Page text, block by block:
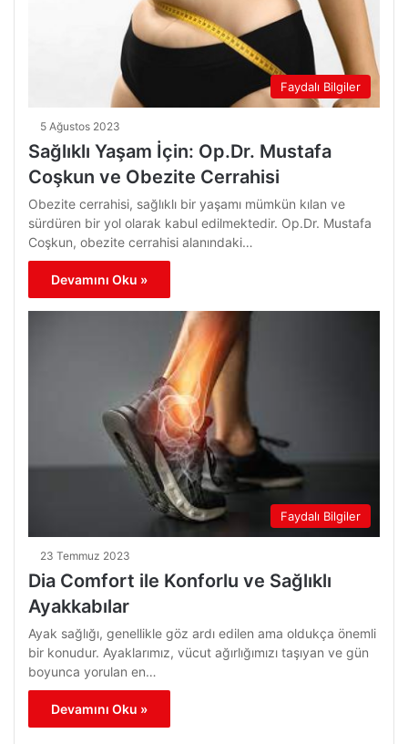
Faydalı Bilgiler
5 Ağustos 2023
Sağlıklı Yaşam İçin: Op.Dr. Mustafa
Coşkun ve Obezite Cerrahisi
Obezite cerrahisi, sağlıklı bir yaşamı mümkün kılan ve
sürdüren bir yol olarak kabul edilmektedir. Op.Dr. Mustafa
Coşkun, obezite cerrahisi alanındaki…
Devamını Oku »
Faydalı Bilgiler
23 Temmuz 2023
Dia Comfort ile Konforlu ve Sağlıklı
Ayakkabılar
Ayak sağlığı, genellikle göz ardı edilen ama oldukça önemli
bir konudur. Ayaklarımız, vücut ağırlığımızı taşıyan ve gün
boyunca yorulan en…
Devamını Oku »